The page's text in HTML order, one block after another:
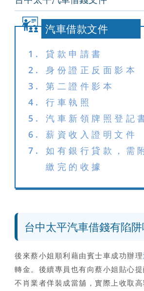
汽車借款文件
貸款申請書
身份證正反面影本
第二證件影本
行車執照
汽車新領牌照登記
薪資收入證明文件
如有銀行貸款，需
繳完的收據
台中太平汽車借錢有陷阱
後來蔡小姐順利藉由賓士車成功辦理
轉金。後續專員也有向蔡小姐貼心
不肖業者佯裝成當舖，實際上收取